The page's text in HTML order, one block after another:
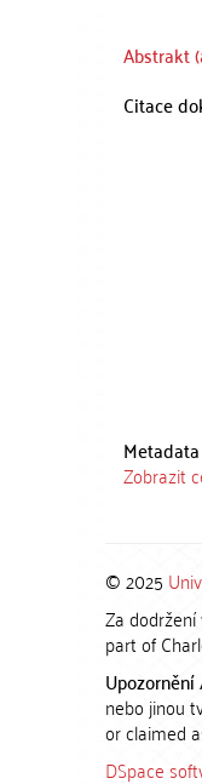
Abstrakt
Citace
Metadata
Zobrazit
© 2025
Za
part of
nebo jinou
or claimed
DSpace